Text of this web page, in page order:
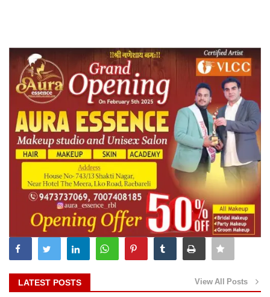
LATEST POSTS View All Posts